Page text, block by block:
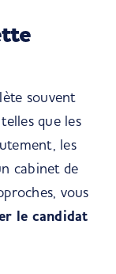
souvent
que les
les
cabinet de
vous
le candidat